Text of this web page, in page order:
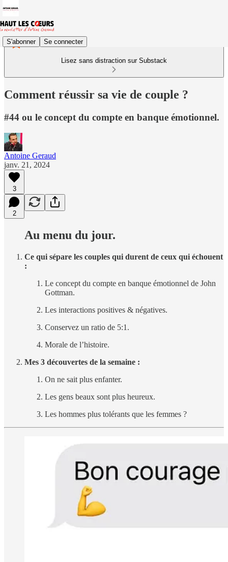
S'abonner Se connecter
Lisez sans distraction sur Substack
Comment réussir sa vie de couple ?
#44 ou le concept du compte en banque émotionnel.
Antoine Geraud
janv. 21, 2024
3
2
Au menu du jour.
Ce qui sépare les couples qui durent de ceux qui échouent
:
Le concept du compte en banque émotionnel de John
Gottman.
Les interactions positives & négatives.
Conservez un ratio de 5:1.
Morale de l’histoire.
Mes 3 découvertes de la semaine :
On ne sait plus enfanter.
Les gens beaux sont plus heureux.
Les hommes plus tolérants que les femmes ?